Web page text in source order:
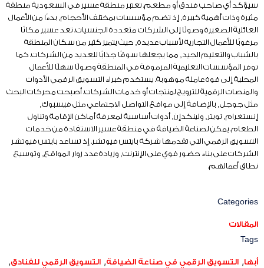
سيؤكد أي صاحب فندق أو مطعم. تعتبر منطقة عسير في السعودية منطقة
مثيرة وذات أهمية كبيرة, إذ تضم مؤسسات بمختلف الأحجام, بدءًا من الأعمال
العائلية الصغيرة وصولًا إلى الشركات متعددة الجنسيات. تعد عسير مكانًا
مرغوبًا للأعمال التجارية لأسباب عديدة, حيث يتميز كثير من سكان المنطقة
بالشباب والتعليم الجيد, مما يجعلها سوقًا جذابًا للعديد من الشركات. كما
توفر المؤسسات التعليمية المرموقة في المنطقة وصولًا سهلًا للأعمال
المحلية إلى قوة عاملة موهوبة. يستخدم خبراء التسويق الرقمي الأدوات
والمنصات الرقمية للترويج لمنتجات أو خدمات الشركات. أصبحت محركات البحث
مثل جوجل, بالإضافة إلى مواقع التواصل الاجتماعي مثل فيسبوك,
إنستغرام, تويتر, ولينكدإن, أدوات أساسية لمعرفة أماكن الإقامة وتناول
الطعام. يمكن لصناعة الضيافة في منطقة عسير الاستفادة من خدمات
التسويق الرقمي التي تقدمها شركة بايتس فيوتشر. إذ تساعد بايتس فيوتشر
الشركات على بناء حضور قوي على الإنترنت, وزيادة عدد زوار المواقع, وتوسيع
نطاق أعمالهم.
Categories
المقالات
Tags
أبها, التسويق الرقمي في صناعة الضيافة, التسويق الرقمي للفنادق,